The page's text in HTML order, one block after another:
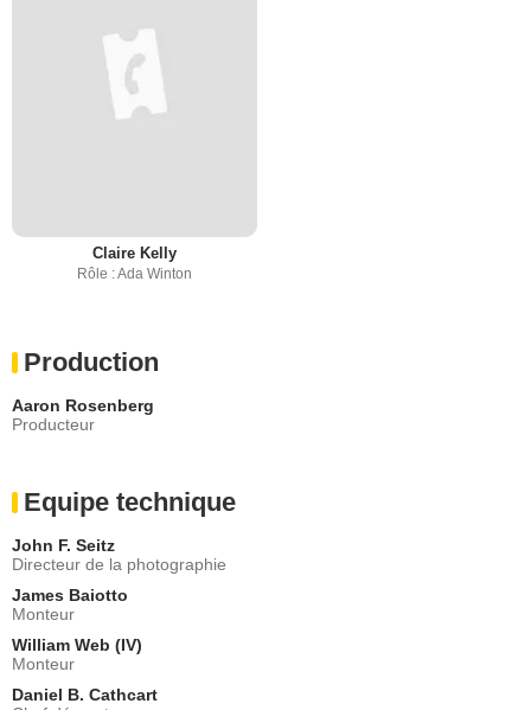
Claire Kelly
Rôle : Ada Winton
Production
Aaron Rosenberg
Producteur
Equipe technique
John F. Seitz
Directeur de la photographie
James Baiotto
Monteur
William Web (IV)
Monteur
Daniel B. Cathcart